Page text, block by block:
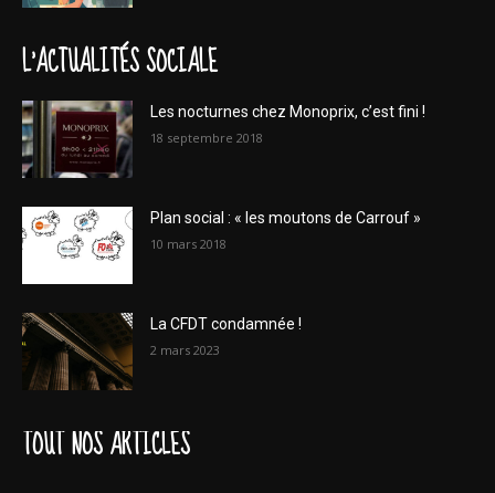
L'ACTUALITÉS SOCIALE
Les nocturnes chez Monoprix, c’est fini !
18 septembre 2018
Plan social : « les moutons de Carrouf »
10 mars 2018
La CFDT condamnée !
2 mars 2023
TOUT NOS ARTICLES